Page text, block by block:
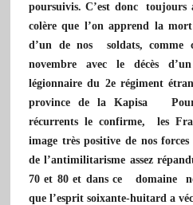
poursuivis. C’est donc toujours
colère que l’on apprend la
d’un de nos soldats, comme
novembre avec le décès
légionnaire du 2e régiment
province de la Kapisa Pour
récurrents le confirme, les
image très positive de nos
de l’antimilitarisme assez
70 et 80 et dans ce domaine
que l’esprit soixante-huitard a